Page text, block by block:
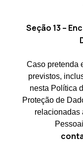
Seção 13 –
Caso pretenda
previstos,
nesta Política
Proteção de
relacionadas